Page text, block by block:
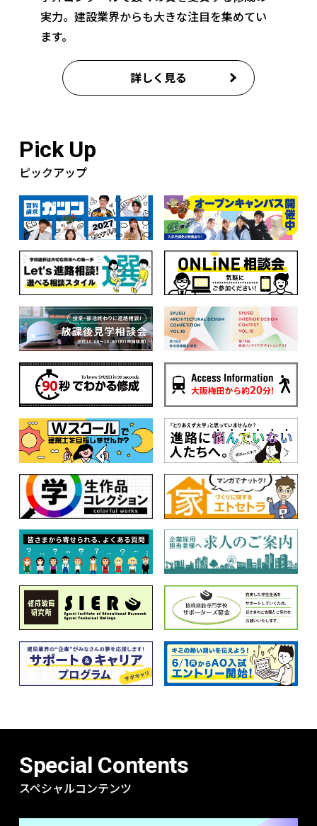
実力。建設業界からも大きな注目を集めてい
ます。
詳しく見る
Pick Up
ピックアップ
Special Contents
スペシャルコンテンツ